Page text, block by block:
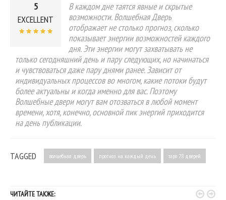
5
EXCELLENT
В каждом дне таятся явные и скрытые
возможности. Волшебная Дверь
отображает не столько прогноз, сколько
показывает энергии возможностей каждого
дня. Эти энергии могут захватывать не
только сегодняшний день и пару следующих, но начинаться
и чувствоваться даже пару днями ранее. Зависит от
индивидуальных процессов во многом, какие потоки будут
более актуальны и когда именно для вас. Поэтому
Волшебные двери могут вам отозваться в любой момент
времени, хотя, конечно, основной пик энергий приходится
на день публикации.
TAGGED волшебная дверь прогноз на каждый день таро 78 дверей
ЧИТАЙТЕ ТАКЖЕ:  